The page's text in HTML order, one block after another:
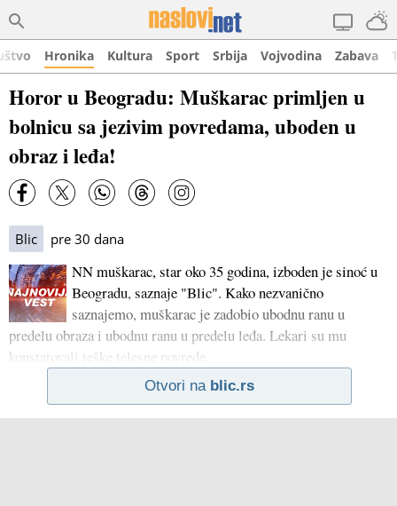
Hronika Kultura Sport Srbija Vojvodina Zabava
Horor u Beogradu: Muškarac primljen u
bolnicu sa jezivim povredama, uboden u
obraz i leđa!
Blic pre 30 dana
NN muškarac, star oko 35 godina, izboden je sinoć u
Beogradu, saznaje "Blic". Kako nezvanično
saznajemo, muškarac je zadobio ubodnu ranu u
predelu obraza i ubodnu ranu u predelu leđa. Lekari su mu
konstatovali teške telesne povrede.
Otvori na blic.rs